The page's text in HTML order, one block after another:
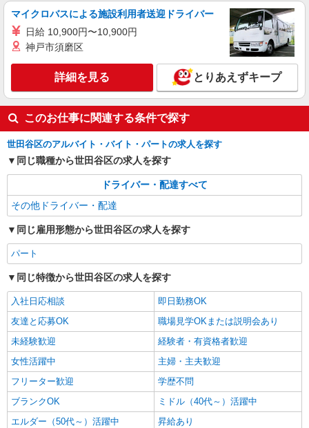
マイクロバスによる施設利用者送迎ドライバー
日給 10,900円〜10,900円
神戸市須磨区
詳細を見る とりあえずキープ
このお仕事に関連する条件で探す
世田谷区のアルバイト・バイト・パートの求人を探す
同じ職種から世田谷区の求人を探す
ドライバー・配達すべて
その他ドライバー・配達
同じ雇用形態から世田谷区の求人を探す
パート
同じ特徴から世田谷区の求人を探す
入社日応相談
即日勤務OK
友達と応募OK
職場見学OKまたは説明会あり
未経験歓迎
経験者・有資格者歓迎
女性活躍中
主婦・主夫歓迎
フリーター歓迎
学歴不問
ブランクOK
ミドル（40代～）活躍中
エルダー（50代～）活躍中
昇給あり